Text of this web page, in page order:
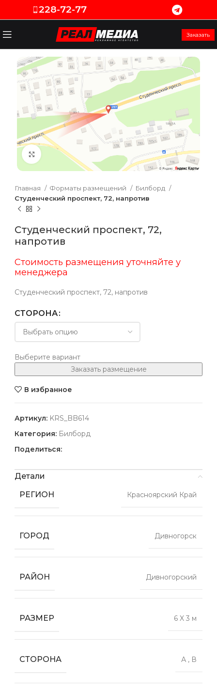
228-72-77
Заказать
Увеличить
Главная Форматы размещений
Билборд
Студенческий проспект, 72, напротив
Студенческий проспект, 72,
напротив
Стоимость размещения уточняйте у
менеджера
Студенческий проспект, 72, напротив
СТОРОНА
Выберите вариант
Заказать размещение
В избранное
Артикул: KRS_BB614
Категория: Билборд
Поделиться:
Детали
РЕГИОН
Красноярский Край
ГОРОД Дивногорск
РАЙОН Дивногорский
РАЗМЕР 6 X 3 м
СТОРОНА А , В